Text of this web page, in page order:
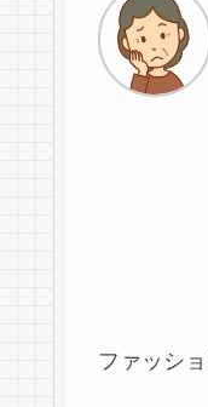
ファッシ